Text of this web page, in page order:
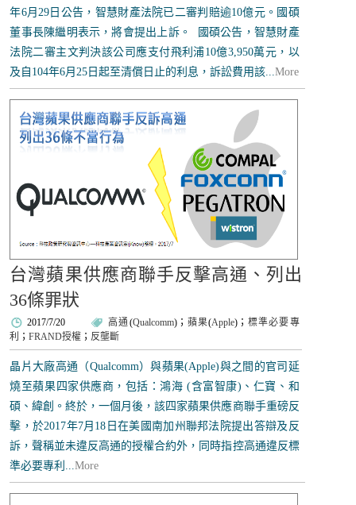
年6月29日公告，智慧財產法院已二審判賠逾10億元。國碩
董事長陳繼明表示，將會提出上訴。 國碩公告，智慧財產
法院二審主文判決該公司應支付飛利浦10億3,950萬元，以
及自104年6月25日起至清償日止的利息，訴訟費用該...More
台灣蘋果供應商聯手反擊高通、列出
36條罪狀
2017/7/20 高通 (Qualcomm)； 蘋果(Apple)； 標準必要專
利
；FRAND授權 ； 反壟斷
晶片大廠高通（Qualcomm）與蘋果(Apple)與之間的官司延
燒至蘋果四家供應商，包括：鴻海 (含富智康)、仁寶、和
碩、緯創。終於，一個月後，該四家蘋果供應商聯手重磅反
擊，於2017年7月18日在美國南加州聯邦法院提出答辯及反
訴，聲稱並未違反高通的授權合約外，同時指控高通違反標
準必要專利...More